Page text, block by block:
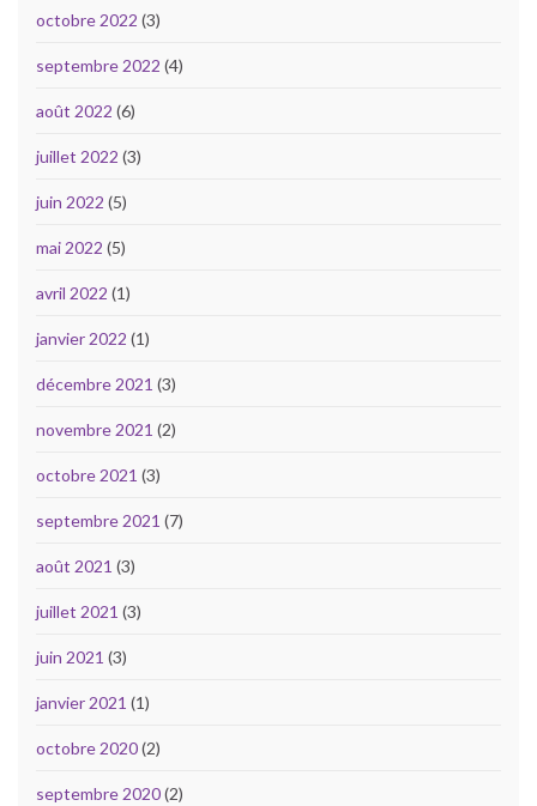
octobre 2022 (3)
septembre 2022 (4)
août 2022 (6)
juillet 2022 (3)
juin 2022 (5)
mai 2022 (5)
avril 2022 (1)
janvier 2022 (1)
décembre 2021 (3)
novembre 2021 (2)
octobre 2021 (3)
septembre 2021 (7)
août 2021 (3)
juillet 2021 (3)
juin 2021 (3)
janvier 2021 (1)
octobre 2020(2)
septembre 2020(2)